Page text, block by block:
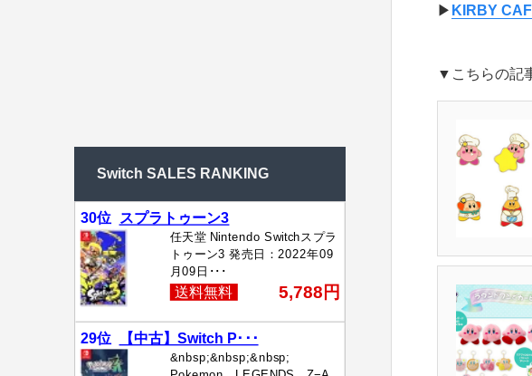
▶︎ KIRBY
▼こちらの記
Switch SALES RANKING